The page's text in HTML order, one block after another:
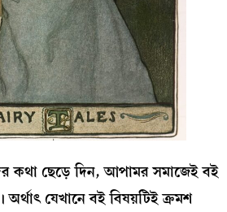
কথা ছেড়ে দিন, আপামর সমাজেই বই
অর্থাৎ যেখানে বই বিষয়টিই ক্রমশ